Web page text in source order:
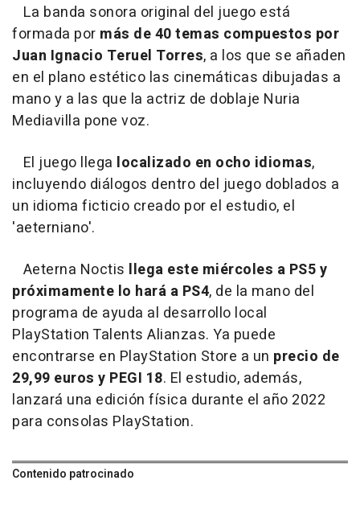
La banda sonora original del juego está
formada por más de 40 temas compuestos por
Juan Ignacio Teruel Torres, a los que se añaden
en el plano estético las cinemáticas dibujadas a
mano y a las que la actriz de doblaje Nuria
Mediavilla pone voz.
El juego llega localizado en ocho idiomas,
incluyendo diálogos dentro del juego doblados a
un idioma ficticio creado por el estudio, el
'aeterniano'.
Aeterna Noctis llega este miércoles a PS5 y
próximamente lo hará a PS4, de la mano del
programa de ayuda al desarrollo local
PlayStation Talents Alianzas. Ya puede
encontrarse en PlayStation Store a un precio de
29,99 euros y PEGI 18. El estudio, además,
lanzará una edición física durante el año 2022
para consolas PlayStation.
Contenido patrocinado